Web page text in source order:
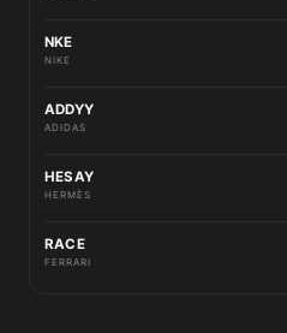
NKE
NIKE
ADDYY
ADIDAS
HESAY
HERMÈS
RACE
FERRARI